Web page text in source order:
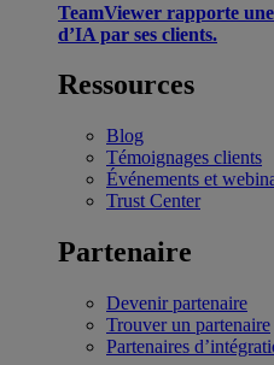
TeamViewer rapporte
d’IA par ses clients.
Ressources
Blog
Témoignages clients
Événements et
Trust Center
Partenaire
Devenir partenaire
Trouver un partenaire
Partenaires